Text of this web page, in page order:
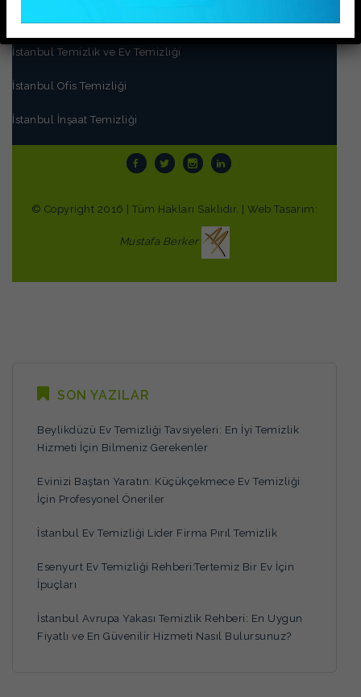
İstanbul Temizlik ve Ev Temizliği
İstanbul Ofis Temizliği
İstanbul İnşaat Temizliği
© Copyright 2016 | Tüm Hakları Saklıdır. | Web Tasarım:
Mustafa Berker
SON YAZILAR
Beylikdüzü Ev Temizliği Tavsiyeleri: En İyi Temizlik
Hizmeti İçin Bilmeniz Gerekenler
Evinizi Baştan Yaratın: Küçükçekmece Ev Temizliği
İçin Profesyonel Öneriler
İstanbul Ev Temizliği Lider Firma Pırıl Temizlik
Esenyurt Ev Temizliği Rehberi:Tertemiz Bir Ev İçin
İpuçları
İstanbul Avrupa Yakası Temizlik Rehberi: En Uygun
Fiyatlı ve En Güvenilir Hizmeti Nasıl Bulursunuz?